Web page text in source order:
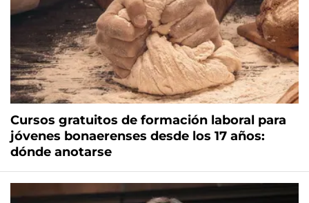
Cursos gratuitos de formación laboral para
jóvenes bonaerenses desde los 17 años:
dónde anotarse